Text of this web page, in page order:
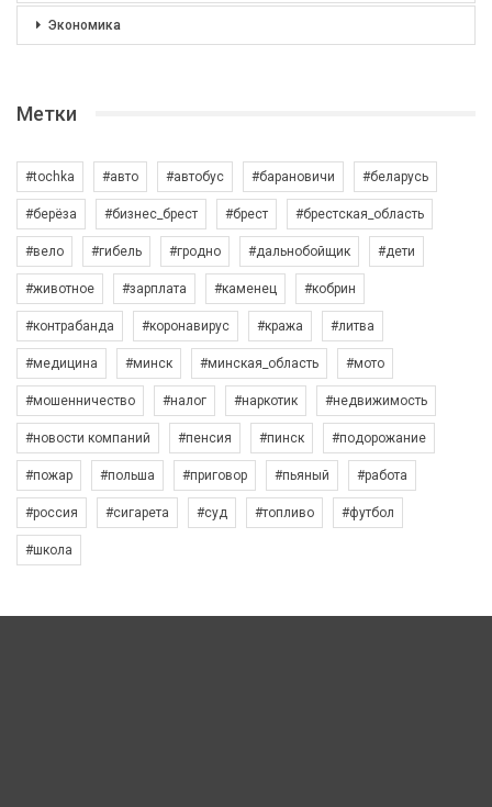
Экономика
Метки
#tochka #авто #автобус #барановичи #беларусь
#берёза #бизнес_брест #брест #брестская_область
#вело #гибель #гродно #дальнобойщик #дети
#животное #зарплата #каменец #кобрин
#контрабанда #коронавирус #кража #литва
#медицина #минск #минская_область #мото
#мошенничество #налог #наркотик #недвижимость
#новости компаний #пенсия #пинск #подорожание
#пожар #польша #приговор #пьяный #работа
#россия #сигарета #суд #топливо #футбол
#школа